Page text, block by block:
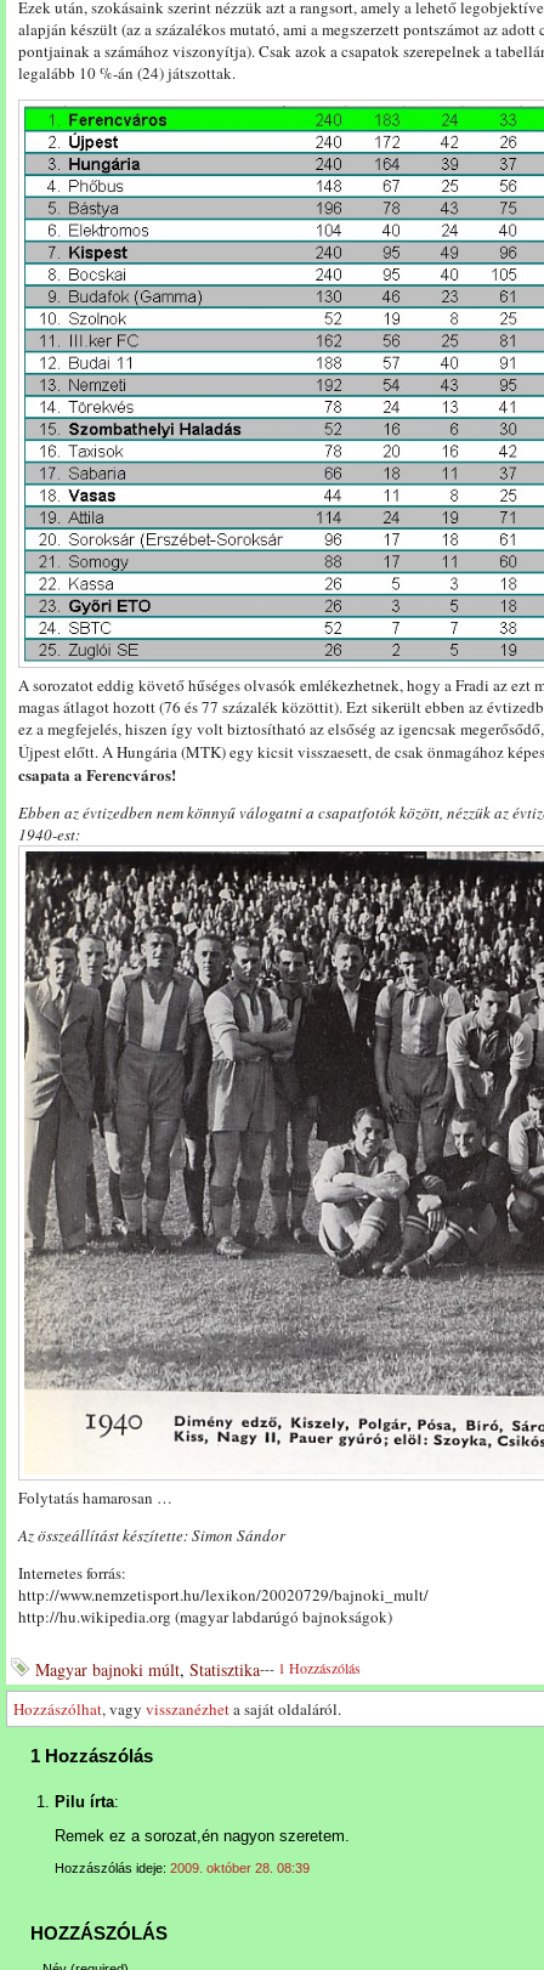
Ezek után, szokásaink szerint nézzük azt a rangsort, amely a lehető
alapján készült (az a százalékos mutató, ami a megszerzett pontszámot az adott
pontjainak a számához viszonyítja). Csak azok a csapatok szerepelnek a
legalább 10 %-án (24) játszottak.
A sorozatot eddig követő hűséges olvasók emlékezhetnek, hogy a Fradi az
magas átlagot hozott (76 és 77 százalék közöttit). Ezt sikerült ebben az
ez a megfejelés, hiszen így volt biztosítható az elsőség az igencsak
Újpest előtt. A Hungária (MTK) egy kicsit visszaesett, de csak önmagához
csapata a Ferencváros!
Ebben az évtizedben nem könnyű válogatni a csapatfotók között, nézzük az
1940-est:
Folytatás hamarosan …
Az összeállítást készítette: Simon Sándor
Internetes forrás:
http://www.nemzetisport.hu/lexikon/20020729/bajnoki_mult/
http://hu.wikipedia.org (magyar labdarúgó bajnokságok)
Magyar bajnoki múlt, Statisztika--- 1 Hozzászólás
Hozzászólhat, vagy visszanézheta saját oldaláról.
1 Hozzászólás
Pilu írta:
Remek ez a sorozat,én nagyon szeretem.
Hozzászólás ideje: 2009. október 28. 08:39
HOZZÁSZÓLÁS